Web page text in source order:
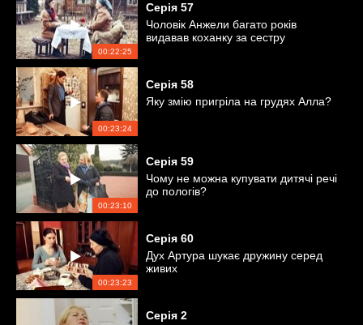
00:22:25
Серія 57
Чоловік Анжели багато років
видавав коханку за сестру
00:23:24
Серія 58
Яку змію пригріла на грудях Алла?
00:23:10
Серія 59
Чому не можна купувати дитячі речі
до пологів?
00:23:23
Серія 60
Дух Артура шукає дружину серед
живих
Серія 2